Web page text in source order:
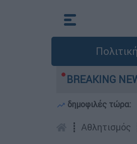
Πολιτική
BREAKING
8 ημερών -
δημοφιλές τώρα:
┋ Αθλητισμός